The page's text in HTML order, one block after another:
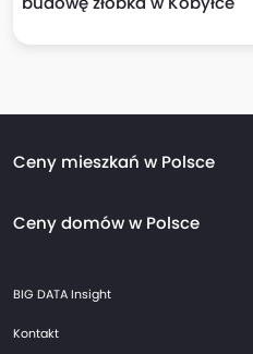
Ceny mieszkań w Polsce
Ceny mieszkań Kraków
Ceny domów w Polsce
Ceny domów Kraków
Ceny domów Wrocław
BIG DATA Insight
Kontakt